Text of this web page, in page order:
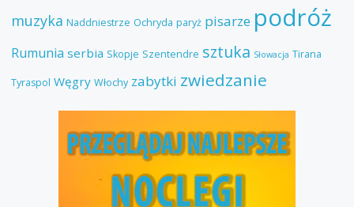
muzyka Naddniestrze Ochryda paryż pisarze podróż
Rumunia serbia Skopje Szentendre sztuka Słowacja Tirana
Tyraspol Węgry Włochy zabytki zwiedzanie